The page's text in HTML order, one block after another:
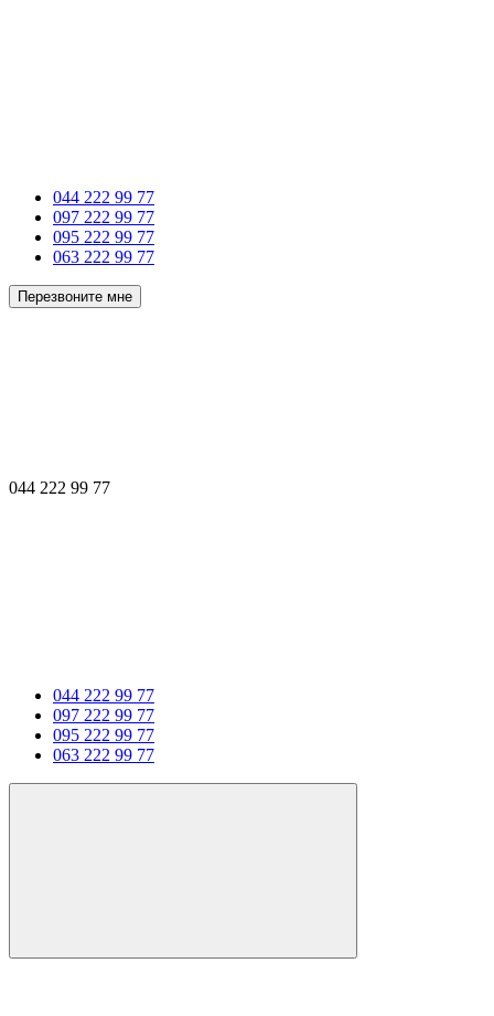
044 222 99 77
097 222 99 77
095 222 99 77
063 222 99 77
Перезвоните мне
044 222 99 77
044 222 99 77
097 222 99 77
095 222 99 77
063 222 99 77